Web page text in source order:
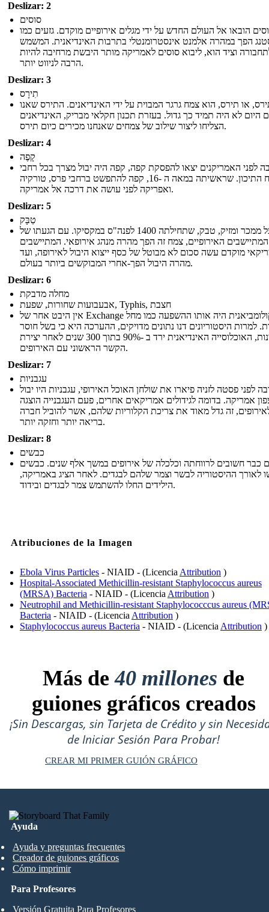
Deslizar: 2
סוסים
הובאו אל העולם החדש על ידי מגלים אירופיים מוקדם. גזעים כמו
הפך במהרה אלמנט אינסטרומנטלי בתרבות האינדיאנית. המשמש
וציד הוא, ליבוא סוסים לאמריקה מותר היבשת מרחיבה להיות
הרבה לניווט יותר.
Deslizar: 3
תִירָס
או תירס, הוא צמח גרגר המבוית על ידי האינדיאנים. התירס שאנו
היום לא היה תמיד כך גדול. בעזרת תכנון חקלאי מבריק, האינדיאנים
הצליחו ליצור שילוב של צמחים שאנחנו מכירים כיום תירס.
Deslizar: 4
קָפֶה
לפני האמריקנים יצאו להפסקת קפה, קפה היה יבול מצרך בכל רחבי
המזרח התיכון. שראשיתה במאה ה -16, קפה להתפשט ברחבי פרס, טורקיה
ואפריקה לפני עושה את דרכה אל אמריקה.
Deslizar: 5
טַבָּק
המפעל ממכר ומזיק, טבק, שתחילתה 1400 לפנה"ס במקסיקו. עם הגעתו של
המתיישבים האירופיים, צמח זה הפך מהרה מנהג אירופאי. המתיישבים
מוקדם עשה סכום לא מבוטל של כסף ייצוא היבול לאירופה, ועד
מהרה היבול הפך-אחרי המבוקשים ביותר בעולם.
Deslizar: 6
מחלה מדבקת
אבעבועות שחורות, שפעת, Typhis, חצבת
אין היבט אחר של Exchange הקולומביאנית היה אותו ההשפעה כמו מחל
למרות היסטוריונים דנו נתונים מדויקים, ההערכה היא כי בשל חוסר
חסינות, האוכלוסייה האינדיאנית ירד ב -90% בתוך 300 שנים לאחר יצירת
הקשר הראשוני עם האירופים.
Deslizar: 7
עגבניות
לפני פסטה לזניה פיארו את שולחן האוכל האירופי, עגבניות היו יבול
צפון אמריקה. בדומה לגידולים אמריקאים אחרים, פעם העגבנייה הוצגה
זה גדל מאוד את צריכת הקלוריות שלהם, אשר להוביל חברה
בריאה יותר וחזקה יותר.
Deslizar: 8
כבשים
כבר חשובים לרווחתה וכלכלה של אירופים במשך אלף שנים. כבשים
לאורך ההיסטוריה לבשר וצמר שלהם לבגדים. לאחר הציג באמריקה,
הילידים החלו להשתמש צמר לבגדים ובידוד.
Atribuciones de la Imagen
Ebola Virus Particles - NIAID - (Licencia Attribution )
Hospital-Associated Methicillin-resistant Staphylococcus aureus
(MRSA) Bacteria - NIAID - (Licencia Attribution )
Neutrophil and Methicillin-resistant Staphylococccus aureus
Bacteria - NIAID - (Licencia Attribution )
Staphylococcus aureus Bacteria - NIAID - (Licencia Attribution )
Más de40 millones de
guiones gráficos creados
¡Sin Descargas, sin Tarjeta de Crédito y sin
de Iniciar Sesión Para Probar!
CREAR MI PRIMER GUIÓN GRÁFICO
Ayuda
Ayuda y preguntas frecuentes
Creador de guiones gráficos
Cómo imprimir
Para Profesores
Versión Gratuita Para Profesores